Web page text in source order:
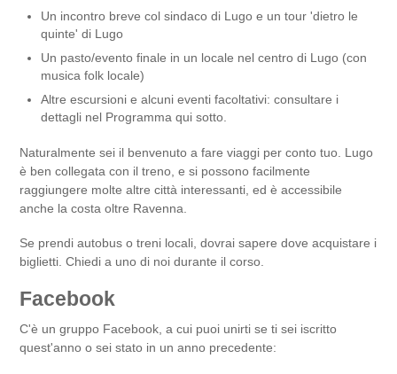
Un incontro breve col sindaco di Lugo e un tour 'dietro le
quinte' di Lugo
Un pasto/evento finale in un locale nel centro di Lugo (con
musica folk locale)
Altre escursioni e alcuni eventi facoltativi: consultare i
dettagli nel Programma qui sotto.
Naturalmente sei il benvenuto a fare viaggi per conto tuo. Lugo
è ben collegata con il treno, e si possono facilmente
raggiungere molte altre città interessanti, ed è accessibile
anche la costa oltre Ravenna.
Se prendi autobus o treni locali, dovrai sapere dove acquistare i
biglietti. Chiedi a uno di noi durante il corso.
Facebook
C'è un gruppo Facebook, a cui puoi unirti se ti sei iscritto
quest'anno o sei stato in un anno precedente: